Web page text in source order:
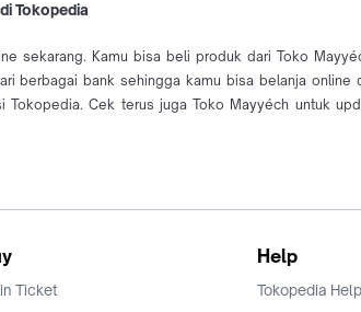
Tokopedia
sekarang. Kamu bisa beli produk dari Toko
berbagai bank sehingga kamu bisa belanja
Tokopedia. Cek terus juga Toko Mayyéch untuk
Ticket
Help
Tokopedia Help